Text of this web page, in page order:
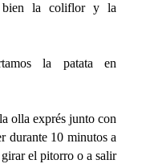
bien la coliflor y la
la patata en
olla exprés junto con
durante 10 minutos a
el pitorro o a salir